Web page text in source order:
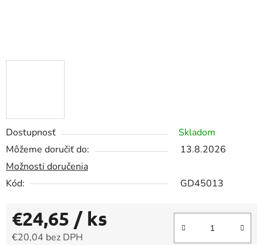
Dostupnosť
Skladom
Môžeme doručiť do:
13.8.2026
Možnosti doručenia
Kód:
GD45013
€24,65 / ks
€20,04 bez DPH